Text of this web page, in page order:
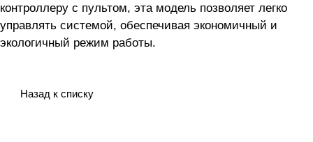
контроллеру с пультом, эта модель позволяет легко
управлять системой, обеспечивая экономичный и
экологичный режим работы.
Назад к списку